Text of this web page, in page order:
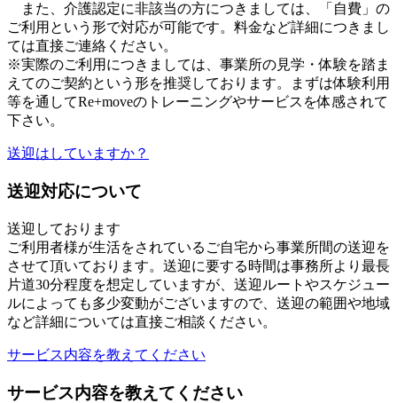
また、介護認定に非該当の方につきましては、「自費」の
ご利用という形で対応が可能です。料金など詳細につきまし
ては直接ご連絡ください。
※実際のご利用につきましては、事業所の見学・体験を踏ま
えてのご契約という形を推奨しております。まずは体験利用
等を通してRe+moveのトレーニングやサービスを体感されて
下さい。
送迎はしていますか？
送迎対応について
送迎しております
ご利用者様が生活をされているご自宅から事業所間の送迎を
させて頂いております。送迎に要する時間は事務所より最長
片道30分程度を想定していますが、送迎ルートやスケジュー
ルによっても多少変動がございますので、送迎の範囲や地域
など詳細については直接ご相談ください。
サービス内容を教えてください
サービス内容を教えてください